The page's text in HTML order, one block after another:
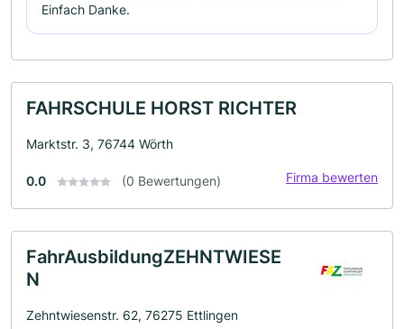
Einfach Danke.
FAHRSCHULE HORST RICHTER
Marktstr. 3, 76744 Wörth
0.0 (0 Bewertungen) Firma bewerten
FahrAusbildungZEHNTWIESE
N
Zehntwiesenstr. 62, 76275 Ettlingen